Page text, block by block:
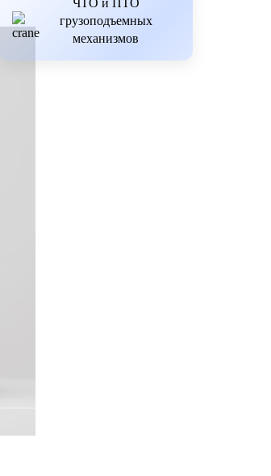
ЧТО и ПТО
грузоподъемных
механизмов